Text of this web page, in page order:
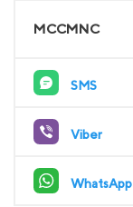
MCCMNC
SMS
Viber
WhatsApp